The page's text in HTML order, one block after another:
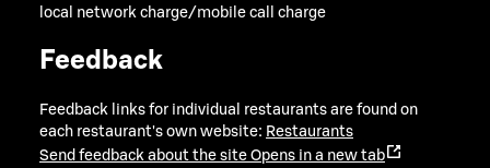
local network charge/mobile call charge
Feedback
Feedback links for individual restaurants are found on
each restaurant's own website: Restaurants
Send feedback about the site Opens in a new tab